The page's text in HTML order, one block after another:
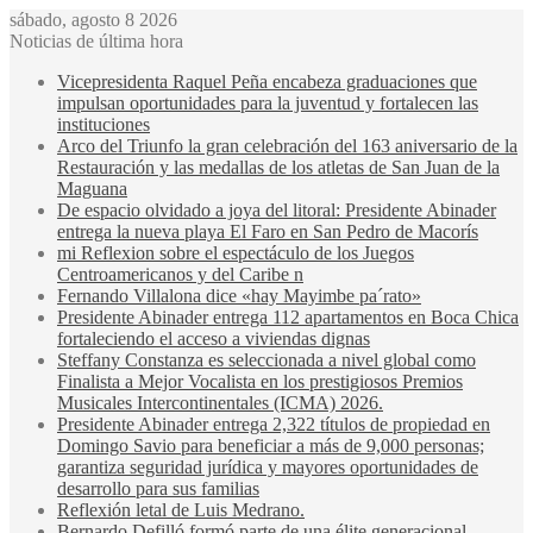
sábado, agosto 8 2026
Noticias de última hora
Vicepresidenta Raquel Peña encabeza graduaciones que
impulsan oportunidades para la juventud y fortalecen las
instituciones
Arco del Triunfo la gran celebración del 163 aniversario de la
Restauración y las medallas de los atletas de San Juan de la
Maguana
De espacio olvidado a joya del litoral: Presidente Abinader
entrega la nueva playa El Faro en San Pedro de Macorís
mi Reflexion sobre el espectáculo de los Juegos
Centroamericanos y del Caribe n
Fernando Villalona dice «hay Mayimbe pa´rato»
Presidente Abinader entrega 112 apartamentos en Boca Chica
fortaleciendo el acceso a viviendas dignas
Steffany Constanza es seleccionada a nivel global como
Finalista a Mejor Vocalista en los prestigiosos Premios
Musicales Intercontinentales (ICMA) 2026.
Presidente Abinader entrega 2,322 títulos de propiedad en
Domingo Savio para beneficiar a más de 9,000 personas;
garantiza seguridad jurídica y mayores oportunidades de
desarrollo para sus familias
Reflexión letal de Luis Medrano.